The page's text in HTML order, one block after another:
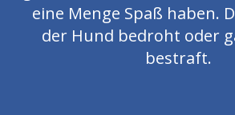
eine Menge Spaß haben.
der Hund bedroht oder
bestraft.